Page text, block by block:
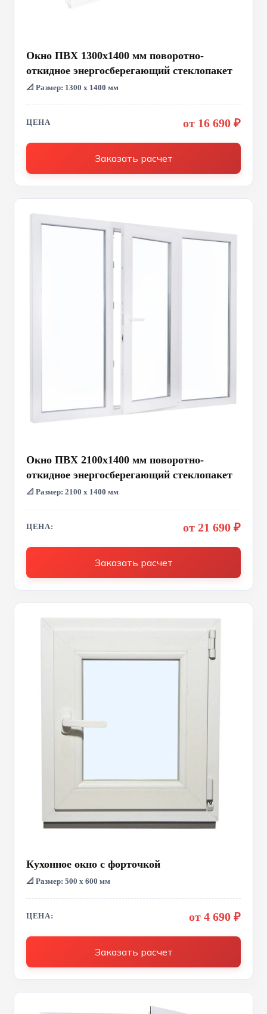
Окно ПВХ 1300x1400 мм поворотно-
откидное энергосберегающий стеклопакет
📐 Размер: 1300 х 1400 мм
ЦЕНА от 16 690 ₽
Заказать расчет
Окно ПВХ 2100x1400 мм поворотно-
откидное энергосберегающий стеклопакет
📐 Размер: 2100 х 1400 мм
ЦЕНА: от 21 690 ₽
Заказать расчет
Кухонное окно с форточкой
📐 Размер: 500 х 600 мм
ЦЕНА: от 4 690 ₽
Заказать расчет